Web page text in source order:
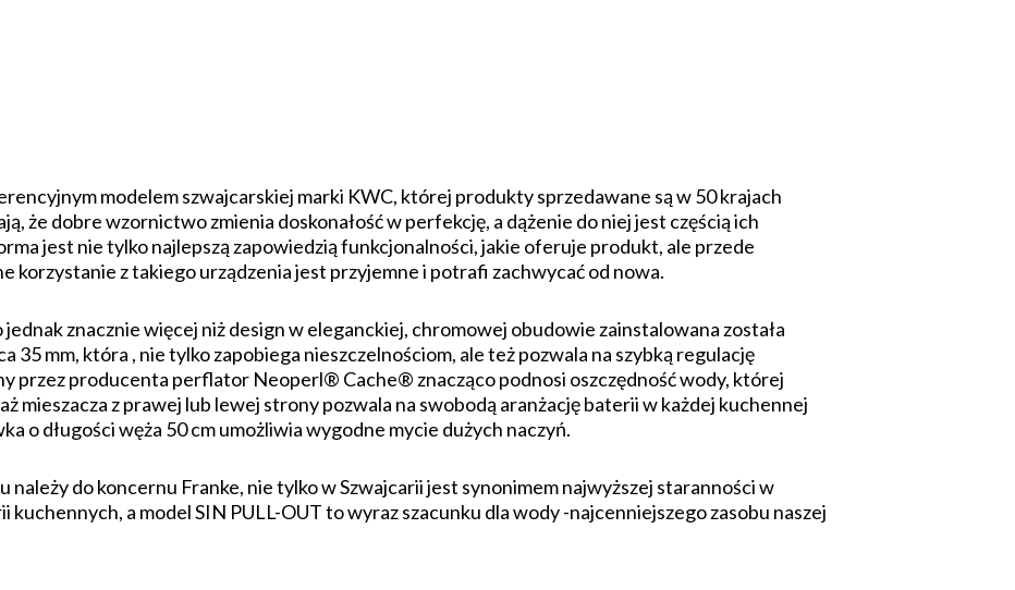
modelem szwajcarskiej marki KWC, której produkty sprzedawane są w 50 krajach
że dobre wzornictwo zmienia doskonałość w perfekcję, a dążenie do niej jest częścią ich
jest nie tylko najlepszą zapowiedzią funkcjonalności, jakie oferuje produkt, ale przede
korzystanie z takiego urządzenia jest przyjemne i potrafi zachwycać od nowa.
znacznie więcej niż design w eleganckiej, chromowej obudowie zainstalowana została
35 mm, która , nie tylko zapobiega nieszczelnościom, ale też pozwala na szybką regulację
przez producenta perflator Neoperl® Cache® znacząco podnosi oszczędność wody, której
mieszacza z prawej lub lewej strony pozwala na swobodą aranżację baterii w każdej kuchennej
o długości węża 50 cm umożliwia wygodne mycie dużych naczyń.
należy do koncernu Franke, nie tylko w Szwajcarii jest synonimem najwyższej staranności w
a model SIN PULL-OUT to wyraz szacunku dla wody -najcenniejszego zasobu naszej